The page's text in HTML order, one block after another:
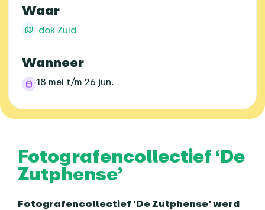
Praktische informatie
Waar
dok Zuid
Wanneer
18 mei t/m 26 jun.
Over dit agenda-item
Fotografencollectief ‘De
Zutphense’
Fotografencollectief ‘De Zutphense’ werd